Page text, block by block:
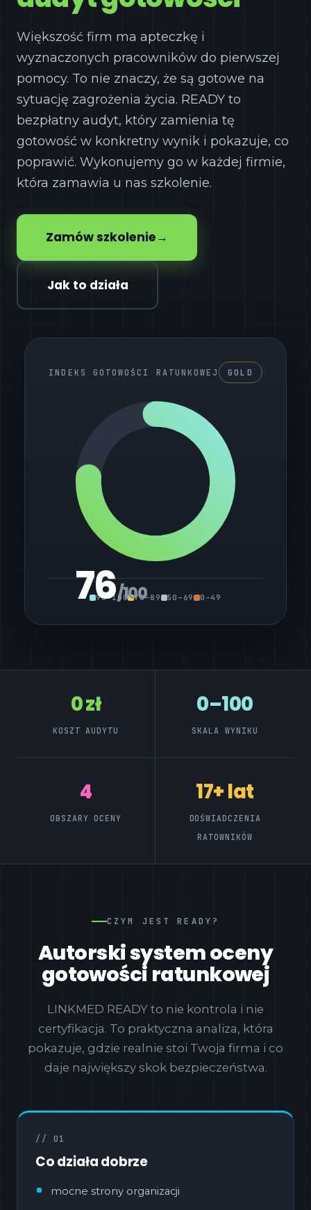
Większość firm ma apteczkę i
wyznaczonych pracowników do pierwszej
pomocy. To nie znaczy, że są gotowe na
sytuację zagrożenia życia. READY to
bezpłatny audyt, który zamienia tę
gotowość w konkretny wynik i pokazuje, co
poprawić. Wykonujemy go w każdej firmie,
która zamawia u nas szkolenie.
Zamów szkolenie→
Jak to działa
INDEKS GOTOWOŚCI RATUNKOWEJ GOLD
76/100
90–100 70–89 50–69 0–49
0 zł
KOSZT AUDYTU
0–100
SKALA WYNIKU
4
OBSZARY OCENY
17+ lat
DOŚWIADCZENIA
RATOWNIKÓW
CZYM JEST READY?
Autorski system oceny
gotowości ratunkowej
LINKMED READY to nie kontrola i nie
certyfikacja. To praktyczna analiza, która
pokazuje, gdzie realnie stoi Twoja firma i co
daje największy skok bezpieczeństwa.
// 01
Co działa dobrze
mocne strony organizacji